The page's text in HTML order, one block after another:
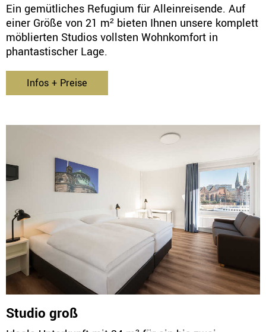
Ein gemütliches Refugium für Alleinreisende. Auf
einer Größe von 21 m² bieten Ihnen unsere komplett
möblierten Studios vollsten Wohnkomfort in
phantastischer Lage.
Infos + Preise
Studio groß